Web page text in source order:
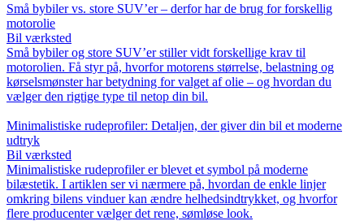
Små bybiler vs. store SUV’er – derfor har de brug for forskellig
motorolie
Bil værksted
Små bybiler og store SUV’er stiller vidt forskellige krav til
motorolien. Få styr på, hvorfor motorens størrelse, belastning og
kørselsmønster har betydning for valget af olie – og hvordan du
vælger den rigtige type til netop din bil.
Minimalistiske rudeprofiler: Detaljen, der giver din bil et moderne
udtryk
Bil værksted
Minimalistiske rudeprofiler er blevet et symbol på moderne
bilæstetik. I artiklen ser vi nærmere på, hvordan de enkle linjer
omkring bilens vinduer kan ændre helhedsindtrykket, og hvorfor
flere producenter vælger det rene, sømløse look.